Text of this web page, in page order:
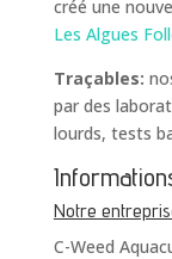
créé une
Les Algues
Traçables:
par des
lourds, tests
Notre
C-Weed